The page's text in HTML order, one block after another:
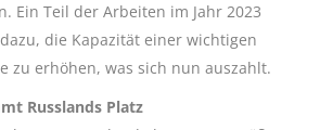
Ein Teil der Arbeiten im Jahr 2023
die Kapazität einer wichtigen
zu erhöhen, was sich nun auszahlt.
Russlands Platz